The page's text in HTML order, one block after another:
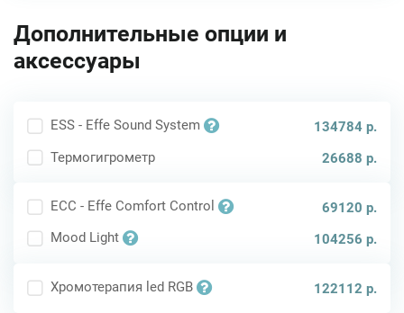
Дополнительные опции и
аксессуары
ESS - Effe Sound System
134784 р.
Термогигрометр
26688 р.
ECC - Effe Comfort Control
69120 р.
Mood Light
104256 р.
Хромотерапия led RGB 122112 р.